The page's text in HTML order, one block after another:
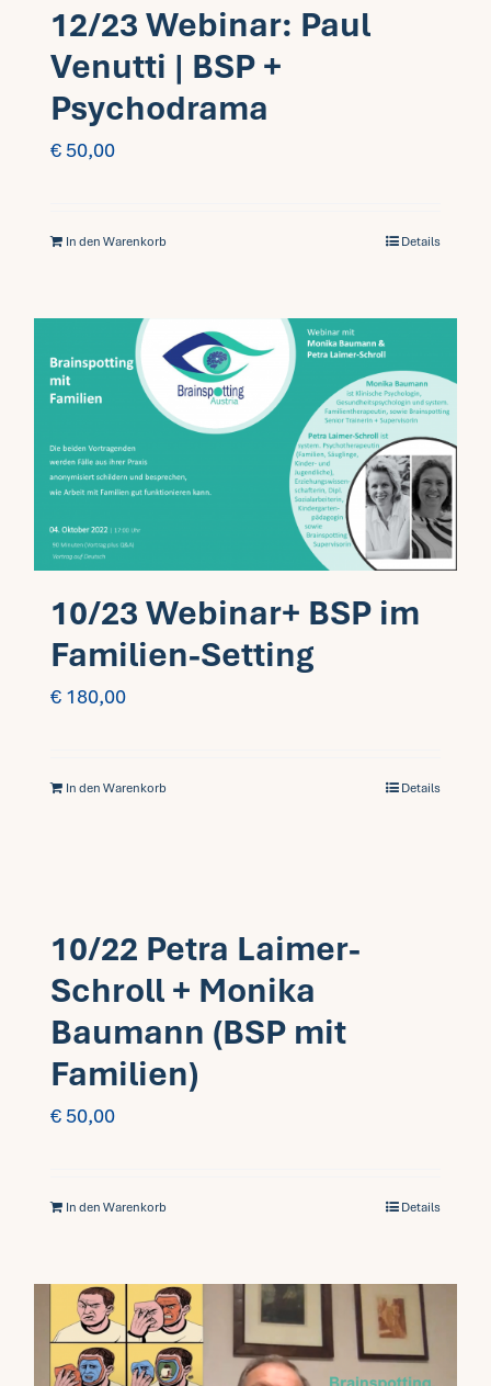
12/23 Webinar: Paul
Venutti | BSP +
Psychodrama
€ 50,00
In den Warenkorb Details
10/23 Webinar+ BSP im
Familien-Setting
€ 180,00
In den Warenkorb Details
10/22 Petra Laimer-
Schroll + Monika
Baumann (BSP mit
Familien)
€ 50,00
In den Warenkorb Details